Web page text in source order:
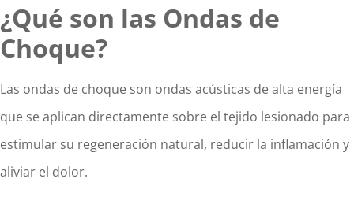
¿Qué son las Ondas de
Choque?
Las ondas de choque son ondas acústicas de alta energía
que se aplican directamente sobre el tejido lesionado para
estimular su regeneración natural, reducir la inflamación y
aliviar el dolor.